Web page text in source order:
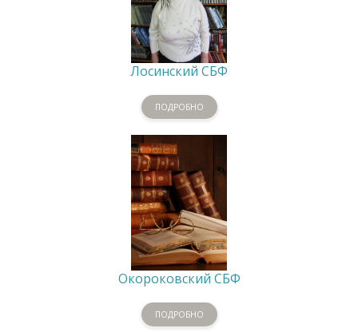
Лосинский СБФ
ПОДРОБНО
Окороковский СБФ
ПОДРОБНО